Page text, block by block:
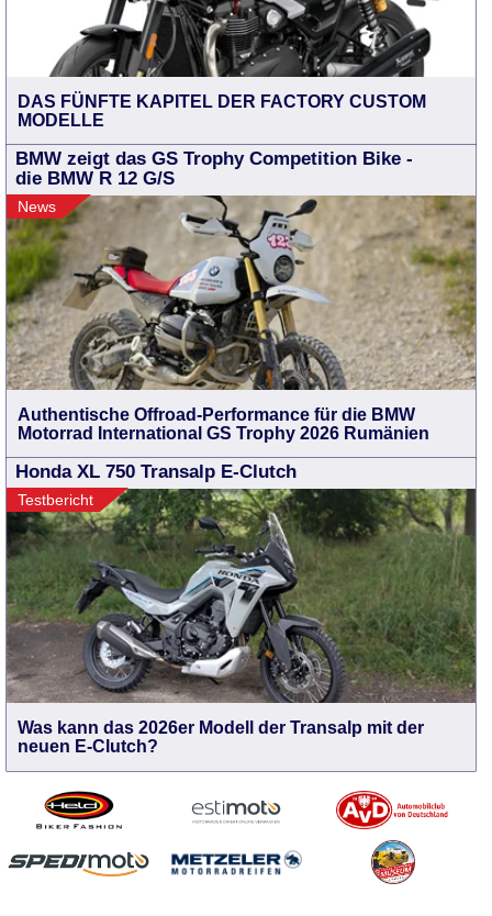
DAS FÜNFTE KAPITEL DER FACTORY CUSTOM
MODELLE
BMW zeigt das GS Trophy Competition Bike -
die BMW R 12 G/S
News
Authentische Offroad-Performance für die BMW
Motorrad International GS Trophy 2026 Rumänien
Honda XL 750 Transalp E-Clutch
Testbericht
Was kann das 2026er Modell der Transalp mit der
neuen E-Clutch?